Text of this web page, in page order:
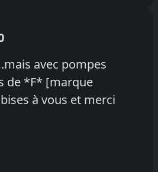
avec pompes
de *F* [marque
à vous et merci